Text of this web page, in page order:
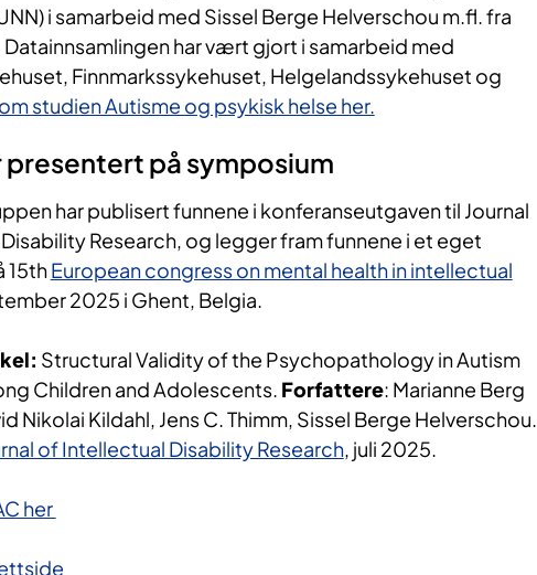
i samarbeid med Sissel Berge Helverschou m.fl. fra
Datainnsamlingen har vært gjort i samarbeid med
Finnmarkssykehuset, Helgelandssykehuset og
studien Autisme og psykisk helse her.
presentert på symposium
har publisert funnene i konferanseutgaven til Journal
Research, og legger fram funnene i et eget
15thEuropean congress on mental health in intellectual
2025 i Ghent, Belgia.
Structural Validity of the Psychopathology in Autism
Children and Adolescents. Forfattere: Marianne Berg
Nikolai Kildahl, Jens C. Thimm, Sissel Berge Helverschou.
of Intellectual Disability Research, juli 2025.
her